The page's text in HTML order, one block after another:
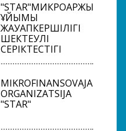
"STAR"МИКРОҚАРЖЫ
ҰЙЫМЫ
ЖАУАПКЕРШІЛІГІ
ШЕКТЕУЛІ
СЕРІКТЕСТІГІ
MIKROFINANSOVAJA
ORGANIZATSIJA
"STAR"